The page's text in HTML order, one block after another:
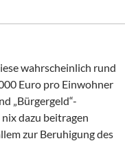
wahrscheinlich rund
Euro pro Einwohner
„Bürgergeld“-
dazu beitragen
zur Beruhigung des